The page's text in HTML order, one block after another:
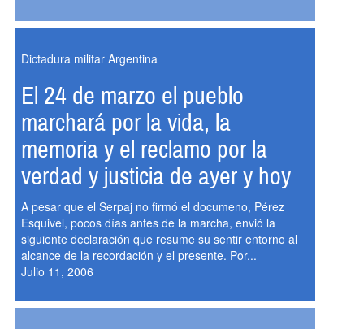
Dictadura militar Argentina
El 24 de marzo el pueblo
marchará por la vida, la
memoria y el reclamo por la
verdad y justicia de ayer y hoy
A pesar que el Serpaj no firmó el documeno, Pérez
Esquivel, pocos días antes de la marcha, envió la
siguiente declaración que resume su sentir entorno al
alcance de la recordación y el presente. Por...
Julio 11, 2006